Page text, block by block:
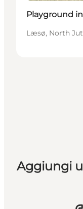
Playground
Læsø, North
Aggiungi